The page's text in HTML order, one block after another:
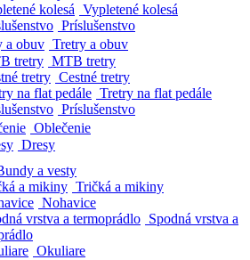
Vypletené kolesá
Príslušenstvo
Tretry a obuv
MTB tretry
Cestné tretry
Tretry na flat pedále
Príslušenstvo
Oblečenie
Dresy
a vesty
Tričká a mikiny
Nohavice
Spodná vrstva a
Okuliare